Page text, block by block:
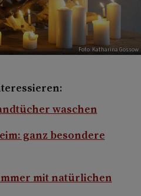
Foto: Katharina Gossow
waschen
ganz besondere
mit natürlichen